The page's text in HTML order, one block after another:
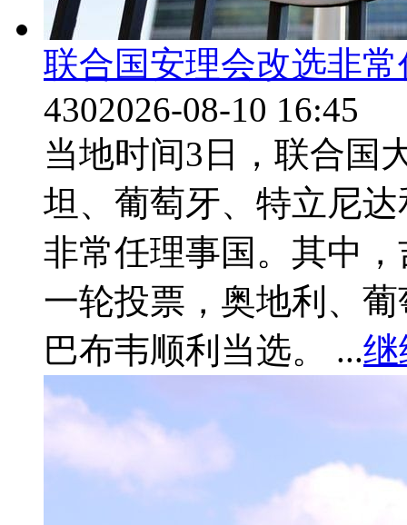
联合国安理会改选非
4302026-08-10 16:45
当地时间3日，联合国
坦、葡萄牙、特立尼
非常任理事国。其中
一轮投票，奥地利、
巴布韦顺利当选。 ...继